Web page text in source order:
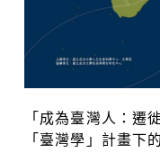
「成為臺灣人：遷
「臺灣學」計畫下